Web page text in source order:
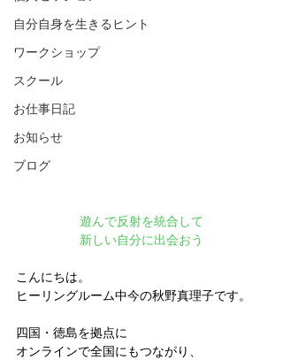
自分自身を生きるヒント
ワークショップ
スクール
お仕事日記
お知らせ
ブログ
遊んで反射を統合して
新しい自分に出会おう
こんにちは。
ヒーリングルーム中今の秋野真理子です。
四国・徳島を拠点に
オンラインで全国にもつながり、